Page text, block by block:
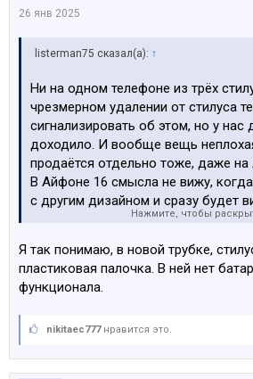
26 янв 2025
listerman75 сказал(а): ↑
Ни на одном телефоне из трёх
чрезмерном удалении от стилуса
сигнализировать об этом, но у нас
доходило. И вообще вещь
продаётся отдельно тоже, даже на
В Айфоне 16 смысла не вижу,
с другим дизайном и сразу будет
тире 16-ый это старые модели.
фемине.
Нажмите, чтобы
Я так понимаю, в новой трубке,
пластиковая палочка. В ней нет
функционала.
nikitaec777нравится это.